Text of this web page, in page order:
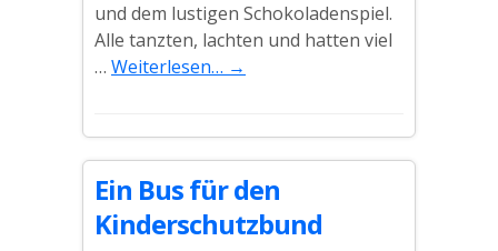
und dem lustigen Schokoladenspiel.
Alle tanzten, lachten und hatten viel
… Weiterlesen… →
Ein Bus für den
Kinderschutzbund